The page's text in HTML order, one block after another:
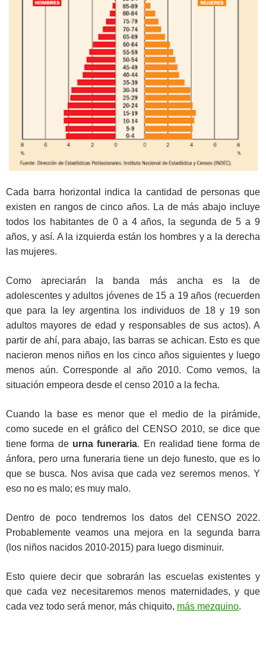
Cada barra horizontal indica la cantidad de personas que
existen en rangos de cinco años. La de más abajo incluye
todos los habitantes de 0 a 4 años, la segunda de 5 a 9
años, y así. A la izquierda están los hombres y a la derecha
las mujeres.
Como apreciarán la banda más ancha es la de
adolescentes y adultos jóvenes de 15 a 19 años (recuerden
que para la ley argentina los individuos de 18 y 19 son
adultos mayores de edad y responsables de sus actos). A
partir de ahí, para abajo, las barras se achican. Esto es que
nacieron menos niños en los cinco años siguientes y luego
menos aún. Corresponde al año 2010. Como vemos, la
situación empeora desde el censo 2010 a la fecha.
Cuando la base es menor que el medio de la pirámide,
como sucede en el gráfico del CENSO 2010, se dice que
tiene forma de urna funeraria. En realidad tiene forma de
ánfora, pero urna funeraria tiene un dejo funesto, que es lo
que se busca. Nos avisa que cada vez seremos menos. Y
eso no es malo; es muy malo.
Dentro de poco tendremos los datos del CENSO 2022.
Probablemente veamos una mejora en la segunda barra
(los niños nacidos 2010-2015) para luego disminuir.
Esto quiere decir que sobrarán las escuelas existentes y
que cada vez necesitaremos menos maternidades, y que
cada vez todo será menor, más chiquito, más mezquino.